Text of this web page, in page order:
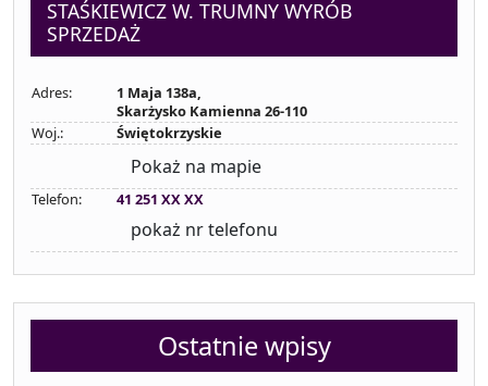
STAŚKIEWICZ W. TRUMNY WYRÓB
SPRZEDAŻ
Adres:
1 Maja 138a,
Skarżysko Kamienna 26-110
Woj.:
Świętokrzyskie
Pokaż na mapie
Telefon: 41 251 XX XX
pokaż nr telefonu
Ostatnie wpisy